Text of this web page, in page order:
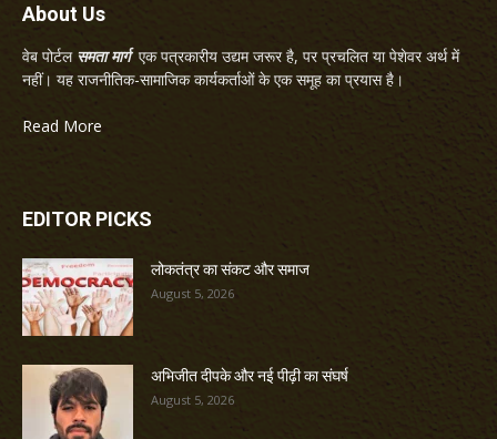
About Us
वेब पोर्टल समता मार्गएक पत्रकारीय उद्यम जरूर है, पर प्रचलित या पेशेवर अर्थ में
नहीं। यह राजनीतिक-सामाजिक कार्यकर्ताओं के एक समूह का प्रयास है।
Read More
EDITOR PICKS
लोकतंत्र का संकट और समाज
August 5, 2026
अभिजीत दीपके और नई पीढ़ी का संघर्ष
August 5, 2026